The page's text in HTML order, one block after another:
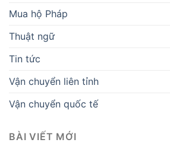
Mua hộ Pháp
Thuật ngữ
Tin tức
Vận chuyển liên tỉnh
Vận chuyển quốc tế
BÀI VIẾT MỚI